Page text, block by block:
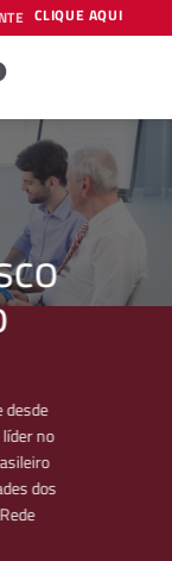
CLIQUE AQUI
desde
no
dos